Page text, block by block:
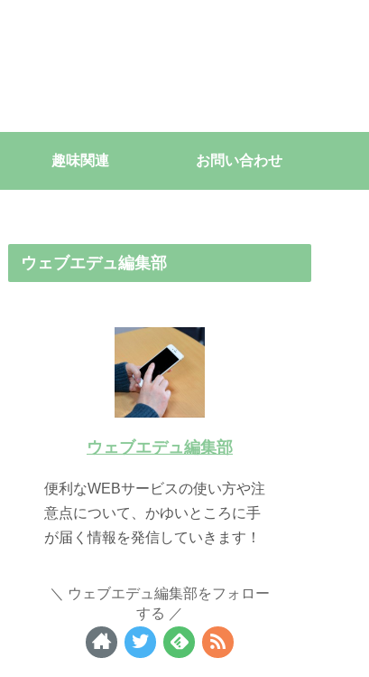
趣味関連 お問い合わせ
ウェブエデュ編集部
ウェブエデュ編集部
便利なWEBサービスの使い方や注
意点について、かゆいところに手
が届く情報を発信していきます！
ウェブエデュ編集部をフォロー
する